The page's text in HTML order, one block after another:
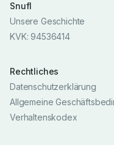
Snufl
Unsere Geschichte
KVK: 94536414
Rechtliches
Datenschutzerklärung
Allgemeine
Verhaltenskodex